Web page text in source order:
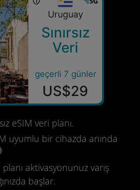
Uruguay
Sınırsız
Veri
geçerli 7 günler
US$29
eSIM veri planı.
uyumlu bir cihazda anında
aktivasyonunuz varış
başlar.